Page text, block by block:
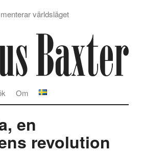
världsläget
Om
en
revolution